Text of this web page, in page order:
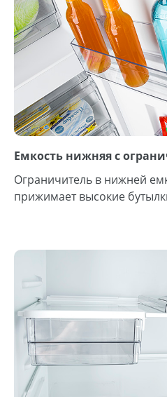
Емкость нижняя с
Ограничитель в нижней
прижимает высокие